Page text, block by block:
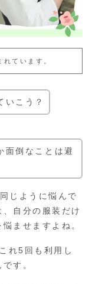
ています。
いこう？
面倒なことは避
じように悩んで
自分の服装だけ
ませますよね。
れ5回も利用し
す。